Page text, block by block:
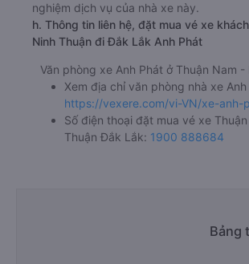
nghiệm dịch vụ của nhà xe này.
h. Thông tin liên hệ, đặt mua vé xe
Ninh Thuận đi Đắk Lắk Anh Phát
Văn phòng xe Anh Phát ở Thuận Nam -
Xem địa chỉ văn phòng nhà xe Anh
https://vexere.com/vi-VN/xe-anh-
Số điện thoại đặt mua vé xe
Thuận Đắk Lắk: 1900 888684
Bảng